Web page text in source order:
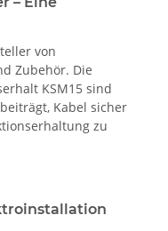
von
Zubehör. Die
KSM15 sind
Kabel sicher
zu